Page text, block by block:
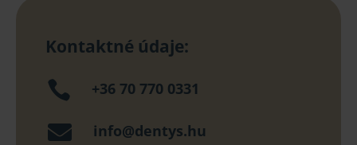
Kontaktné údaje:
 +36 70 770 0331
 info@dentys.hu